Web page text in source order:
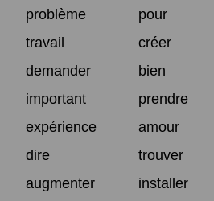
problème
pour
travail
créer
demander
bien
important
prendre
expérience
amour
dire
trouver
augmenter
installer